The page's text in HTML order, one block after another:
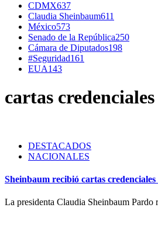
CDMX637
Claudia Sheinbaum611
México573
Senado de la República250
Cámara de Diputados198
#Seguridad161
EUA143
cartas credenciales
DESTACADOS
NACIONALES
Sheinbaum recibió cartas
La presidenta Claudia Sheinbaum Pardo